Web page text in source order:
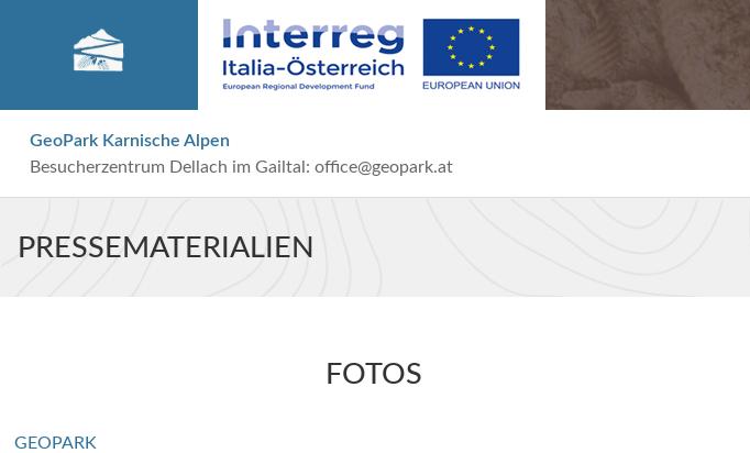
GeoPark Karnische Alpen
Besucherzentrum Dellach im Gailtal: office@geopark.at
PRESSEMATERIALIEN
GEOPARK
FOTOS